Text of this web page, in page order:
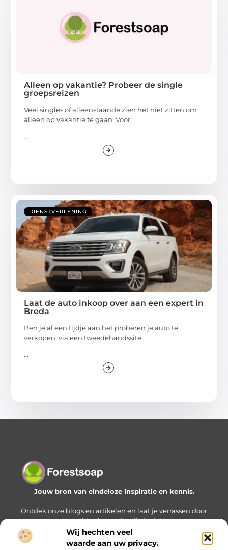
Wij hechten veel
waarde aan uw privacy.
Alleen op vakantie? Probeer de single
groepsreizen
Veel singles of alleenstaande zien het niet zitten om
alleen op vakantie te gaan. Voor
...
DIENSTVERLENING
Laat de auto inkoop over aan een expert in
Breda
Ben je al een tijdje aan het proberen je auto te
verkopen, via een tweedehandssite
...
Jouw bron van eindeloze inspiratie en kennis.
Ontdek onze blogs en artikelen en laat je verrassen door
een wereld vol waardevolle inzichten.
Bericht categorie